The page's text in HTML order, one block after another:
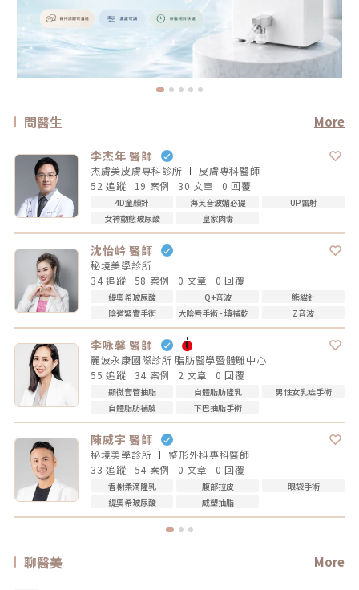
問醫生 More
李杰年 醫師
杰膚美皮膚專科診所 皮膚專科醫師
52 追蹤
19 案例 30 文章 0 回覆
4D童顏針 海芙音波媚必提
UP雷射
女神動態玻尿酸
皇家肉毒
沈怡岒 醫師
秘境美學診所
34 追蹤
58 案例 0 文章 0 回覆
緹奧希玻尿酸 Q+音波
熊貓針
陰道緊實手術
大陰唇手術 - 填補乾扁皺摺 Z音波
李咏馨 醫師
麗波永康國際診所 脂肪醫學暨體雕中心
55 追蹤
34 案例 2 文章 0 回覆
顯微套管抽脂 自體脂肪隆乳
男性女乳症手術
自體脂肪補臉
下巴抽脂手術
陳威宇 醫師
秘境美學診所 整形外科專科醫師
33 追蹤
54 案例 0 文章 0 回覆
香榭柔滴隆乳 腹部拉皮
眼袋手術
緹奧希玻尿酸
威塑抽脂
聊醫美 More